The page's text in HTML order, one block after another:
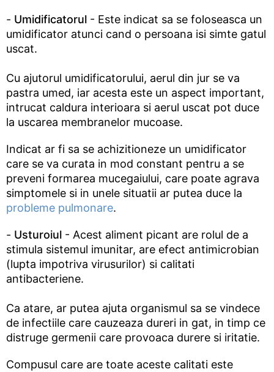
- Umidificatorul - Este indicat sa se foloseasca un
umidificator atunci cand o persoana isi simte gatul
uscat.
Cu ajutorul umidificatorului, aerul din jur se va
pastra umed, iar acesta este un aspect important,
intrucat caldura interioara si aerul uscat pot duce
la uscarea membranelor mucoase.
Indicat ar fi sa se achizitioneze un umidificator
care se va curata in mod constant pentru a se
preveni formarea mucegaiului, care poate agrava
simptomele si in unele situatii ar putea duce la
probleme pulmonare.
- Usturoiul - Acest aliment picant are rolul de a
stimula sistemul imunitar, are efect antimicrobian
(lupta impotriva virusurilor) si calitati
antibacteriene.
Ca atare, ar putea ajuta organismul sa se vindece
de infectiile care cauzeaza dureri in gat, in timp ce
distruge germenii care provoaca durere si iritatie.
Compusul care are toate aceste calitati este